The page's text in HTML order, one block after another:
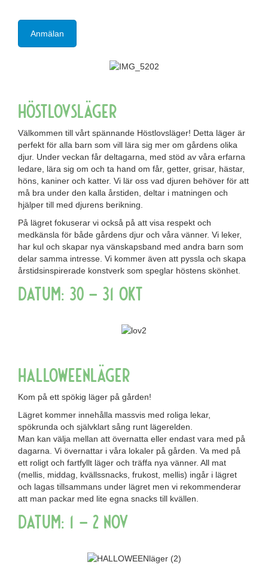
Anmälan
Höstlovsläger
Välkommen till vårt spännande Höstlovsläger! Detta läger är
perfekt för alla barn som vill lära sig mer om gårdens olika
djur. Under veckan får deltagarna, med stöd av våra erfarna
ledare, lära sig om och ta hand om får, getter, grisar, hästar,
höns, kaniner och katter. Vi lär oss vad djuren behöver för att
må bra under den kalla årstiden, deltar i matningen och
hjälper till med djurens berikning.
På lägret fokuserar vi också på att visa respekt och
medkänsla för både gårdens djur och våra vänner. Vi leker,
har kul och skapar nya vänskapsband med andra barn som
delar samma intresse. Vi kommer även att pyssla och skapa
årstidsinspirerade konstverk som speglar höstens skönhet.
Datum: 30 – 31 okt
Halloweenläger
Kom på ett spökig läger på gården!
Lägret kommer innehålla massvis med roliga lekar,
spökrunda och självklart sång runt lägerelden.
Man kan välja mellan att övernatta eller endast vara med på
dagarna. Vi övernattar i våra lokaler på gården. Va med på
ett roligt och fartfyllt läger och träffa nya vänner. All mat
(mellis, middag, kvällssnacks, frukost, mellis) ingår i lägret
och lagas tillsammans under lägret men vi rekommenderar
att man packar med lite egna snacks till kvällen.
Datum: 1 – 2 nov